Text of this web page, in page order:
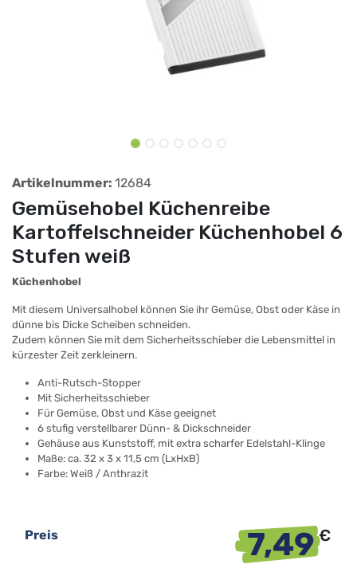
Artikelnummer: 12684
Gemüsehobel Küchenreibe
Kartoffelschneider Küchenhobel 6
Stufen weiß
Küchenhobel
Mit diesem Universalhobel können Sie ihr Gemüse, Obst oder Käse in
dünne bis Dicke Scheiben schneiden.
Zudem können Sie mit dem Sicherheitsschieber die Lebensmittel in
kürzester Zeit zerkleinern.
Anti-Rutsch-Stopper
Mit Sicherheitsschieber
Für Gemüse, Obst und Käse geeignet
6 stufig verstellbarer Dünn- & Dickschneider
Gehäuse aus Kunststoff, mit extra scharfer Edelstahl-Klinge
Maße: ca. 32 x 3 x 11,5 cm (LxHxB)
Farbe: Weiß / Anthrazit
Preis 7,49€